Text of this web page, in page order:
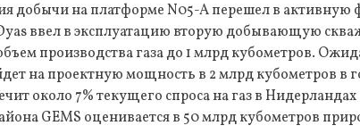
добычи на платформе N05-A перешел в активную
ввел в эксплуатацию вторую добывающую
производства газа до 1 млрд кубометров.
на проектную мощность в 2 млрд кубометров в
около 7% текущего спроса на газ в
GEMS оценивается в 50 млрд кубометров